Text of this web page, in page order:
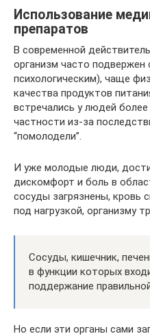
Использование
препаратов
В современной
организм часто подвержен
психологическим), чаще
качества продуктов
встречались у людей
частности из-за
“помолодели”.
И уже молодые люди,
дискомфорт и боль в
сосуды загрязнены, кровь
под нагрузкой, организму
Сосуды, кишечник,
в функции которых
поддержание
Но если эти органы сами